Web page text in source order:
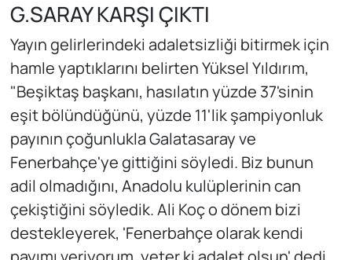
G.SARAY KARŞI ÇIKTI
Yayın gelirlerindeki adaletsizliği bitirmek için
hamle yaptıklarını belirten Yüksel Yıldırım,
"Beşiktaş başkanı, hasılatın yüzde 37'sinin
eşit bölündüğünü, yüzde 11'lik şampiyonluk
payının çoğunlukla Galatasaray ve
Fenerbahçe'ye gittiğini söyledi. Biz bunun
adil olmadığını, Anadolu kulüplerinin can
çekiştiğini söyledik. Ali Koç o dönem bizi
destekleyerek, 'Fenerbahçe olarak kendi